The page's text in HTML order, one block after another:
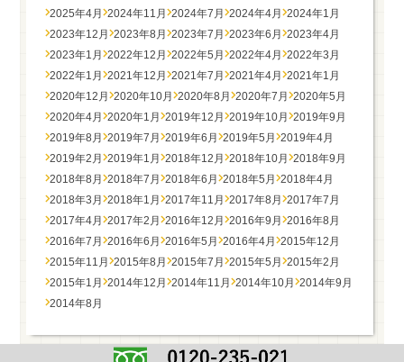
2025年4月 2024年11月 2024年7月 2024年4月 2024年1月
2023年12月 2023年8月 2023年7月 2023年6月 2023年4月
2023年1月 2022年12月 2022年5月 2022年4月 2022年3月
2022年1月 2021年12月 2021年7月 2021年4月 2021年1月
2020年12月 2020年10月 2020年8月 2020年7月 2020年5月
2020年4月 2020年1月 2019年12月 2019年10月 2019年9月
2019年8月 2019年7月 2019年6月 2019年5月 2019年4月
2019年2月 2019年1月 2018年12月 2018年10月 2018年9月
2018年8月 2018年7月 2018年6月 2018年5月 2018年4月
2018年3月 2018年1月 2017年11月 2017年8月 2017年7月
2017年4月 2017年2月 2016年12月 2016年9月 2016年8月
2016年7月 2016年6月 2016年5月 2016年4月 2015年12月
2015年11月 2015年8月 2015年7月 2015年5月 2015年2月
2015年1月 2014年12月 2014年11月 2014年10月 2014年9月
2014年8月